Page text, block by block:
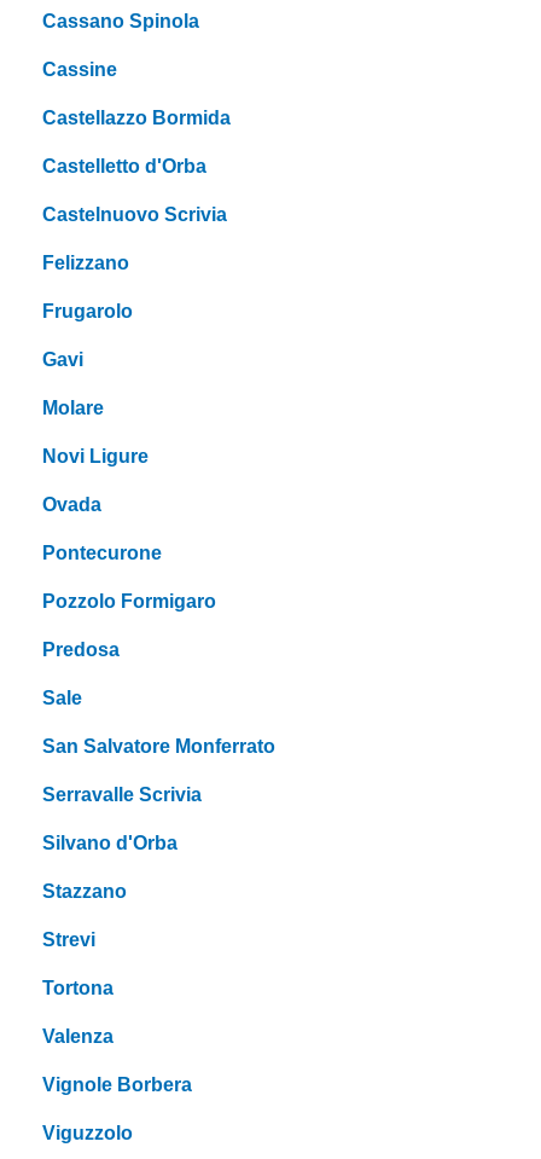
Cassano Spinola
Cassine
Castellazzo Bormida
Castelletto d'Orba
Castelnuovo Scrivia
Felizzano
Frugarolo
Gavi
Molare
Novi Ligure
Ovada
Pontecurone
Pozzolo Formigaro
Predosa
Sale
San Salvatore Monferrato
Serravalle Scrivia
Silvano d'Orba
Stazzano
Strevi
Tortona
Valenza
Vignole Borbera
Viguzzolo